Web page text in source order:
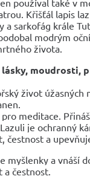
Křišťál lapis
sarkofág krále
modrým
života.
moudrosti,
život úžasných
meditace.
je ochranný
čestnost a
a vnáší
čestnost.